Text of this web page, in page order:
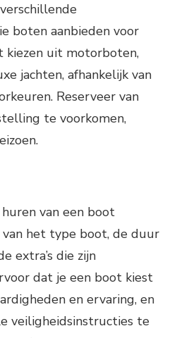
boten aanbieden voor
kiezen uit motorboten,
jachten, afhankelijk van
Reserveer van
te voorkomen,
van een boot
van het type boot, de duur
extra’s die zijn
dat je een boot kiest
en ervaring, en
veiligheidsinstructies te